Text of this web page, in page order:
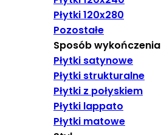
Płytki 120x280
Pozostałe
Sposób wykończenia
Płytki satynowe
Płytki strukturalne
Płytki z połyskiem
Płytki lappato
Płytki matowe